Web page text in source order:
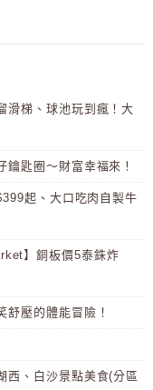
滑梯、球池玩到瘋！大
匙圈～財富幸福來！
起、大口吃肉自製牛
】銅板價5泰銖炸
舒壓的體能冒險！
西、白沙景點美食(分區